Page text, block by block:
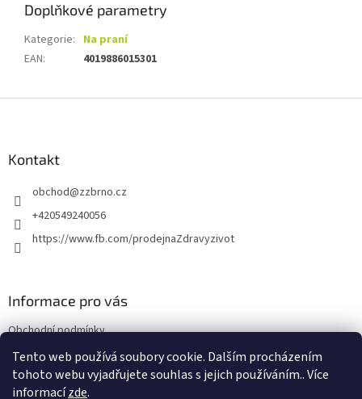
Tento web používá soubory cookie. Dalším procházením
tohoto webu vyjadřujete souhlas s jejich používáním.. Více
informacízde.
Doplňkové parametry
Kategorie: Na praní
EAN: 4019886015301
Kontakt
obchod@zzbrno.cz
+420549240056
https://www.fb.com/prodejnaZdravyzivot
Informace pro vás
Obchodní podmínky
Podmínky ochrany osobních údajů